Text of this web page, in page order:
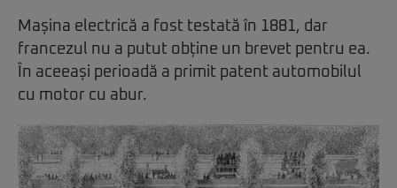
Mașina electrică a fost testată în 1881, dar
francezul nu a putut obține un brevet pentru ea.
În aceeași perioadă a primit patent automobilul
cu motor cu abur.